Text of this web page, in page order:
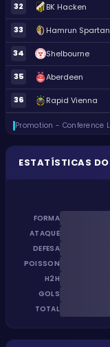
32 BK Hacken
33 Hamrun
34 Shelbourne
35 Aberdeen
36 Rapid Vienna
Promotion - Conference
ESTATÍSTICAS
FORMA
ATAQUE
DEFESA
POISSON
H2H
GOLS
TOTAL